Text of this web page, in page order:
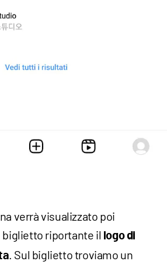
verrà visualizzato poi
riportante il logo di
. Sul biglietto troviamo un